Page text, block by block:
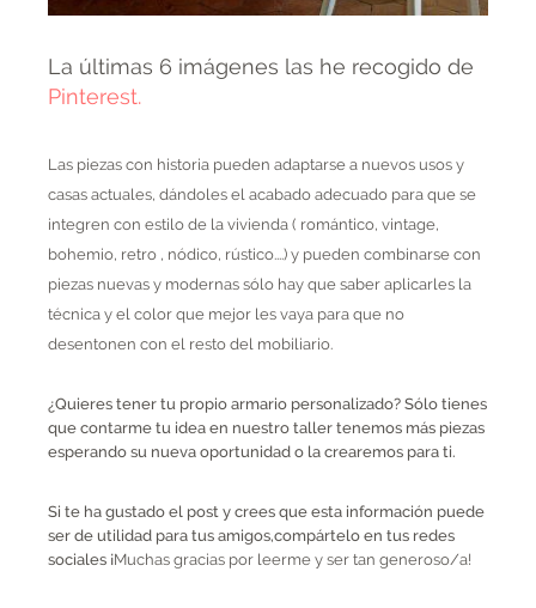
La últimas 6 imágenes las he recogido de
Pinterest.
Las piezas con historia pueden adaptarse a nuevos usos y
casas actuales, dándoles el acabado adecuado para que se
integren con estilo de la vivienda ( romántico, vintage,
bohemio, retro , nódico, rústico....) y pueden combinarse con
piezas nuevas y modernas sólo hay que saber aplicarles la
técnica y el color que mejor les vaya para que no
desentonen con el resto del mobiliario.
¿Quieres tener tu propio armario personalizado? Sólo tienes
que contarme tu idea en nuestro taller tenemos más piezas
esperando su nueva oportunidad o la crearemos para ti.
Si te ha gustado el post y crees que esta información puede
ser de utilidad para tus amigos,compártelo en tus redes
sociales ¡Muchas gracias por leerme y ser tan generoso/a!